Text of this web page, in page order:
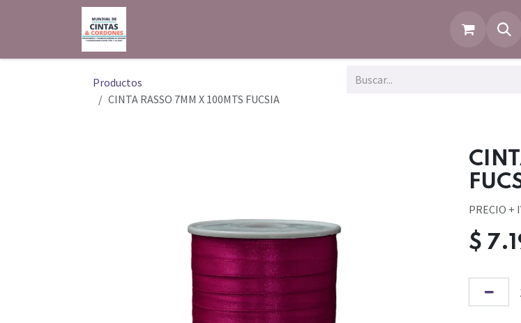
Productos
CINTA RASSO 7MM X 100MTS FUCSIA
PRECIO +
$